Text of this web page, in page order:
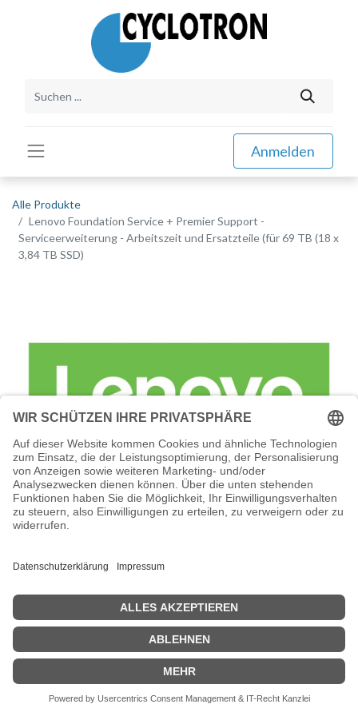
Anmelden
Alle Produkte
Lenovo Foundation Service + Premier Support -
Serviceerweiterung - Arbeitszeit und Ersatzteile (für 69 TB (18 x
3,84 TB SSD)
Lenovo Foundation Service + Premier
Support - Serviceerweiterung -
Arbeitszeit und Ersatzteile (für 69 TB (18
x 3,84 TB SSD)
Lenovo Foundation Service + Premier Support -